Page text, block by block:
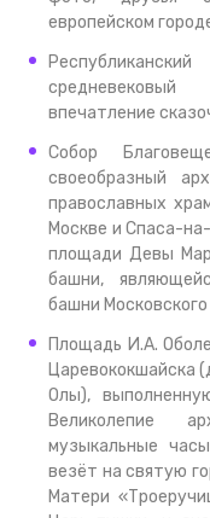
европейском
впечатление
Собор
своеобразный
православных
Москве и Спаса-
площади Девы
башни,
башни Московского
Площадь И.А.
Царевококшайска
Олы),
Великолепие
музыкальные
везёт на святую
Матери